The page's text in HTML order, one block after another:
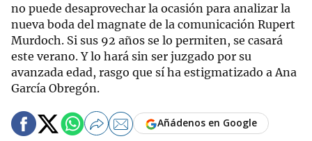
no puede desaprovechar la ocasión para analizar la
nueva boda del magnate de la comunicación Rupert
Murdoch. Si sus 92 años se lo permiten, se casará
este verano. Y lo hará sin ser juzgado por su
avanzada edad, rasgo que sí ha estigmatizado a Ana
García Obregón.
Añádenos en Google